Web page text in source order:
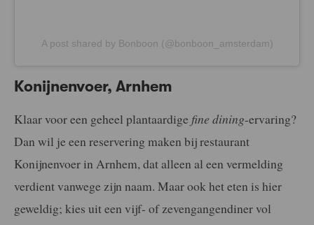
A post shared by Bonboon (@bonboon_amsterdam)
Konijnenvoer, Arnhem
Klaar voor een geheel plantaardige fine dining-ervaring?
Dan wil je een reservering maken bij restaurant
Konijnenvoer in Arnhem, dat alleen al een vermelding
verdient vanwege zijn naam. Maar ook het eten is hier
geweldig; kies uit een vijf- of zevengangendiner vol